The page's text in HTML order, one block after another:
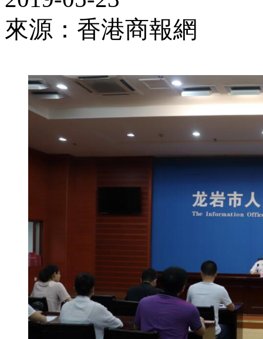
來源：香港商報網